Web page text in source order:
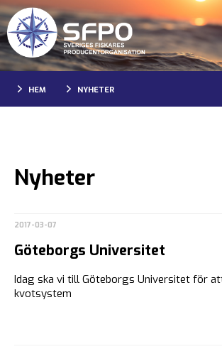
HEM NYHETER
Nyheter
2017-03-07
Göteborgs Universitet
Idag ska vi till Göteborgs Universitet för
kvotsystem